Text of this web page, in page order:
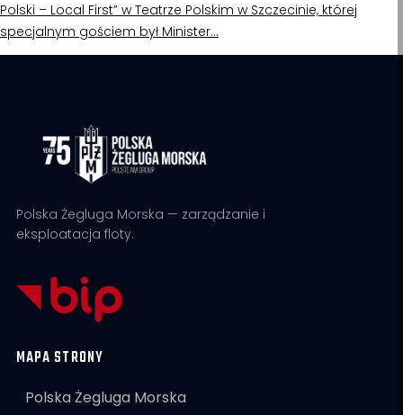
Polski – Local First” w Teatrze Polskim w Szczecinie, której
specjalnym gościem był Minister…
Polska Żegluga Morska — zarządzanie i
eksploatacja floty.
MAPA STRONY
Polska Żegluga Morska